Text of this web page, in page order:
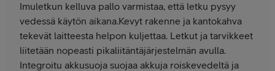
Imuletkun kelluva pallo varmistaa, että letku pysyy
vedessä käytön aikana.Kevyt rakenne ja kantokahva
tekevät laitteesta helpon kuljettaa. Letkut ja tarvikkeet
liitetään nopeasti pikaliitäntäjärjestelmän avulla.
Integroitu akkusuoja suojaa akkuja roiskevedeltä ja